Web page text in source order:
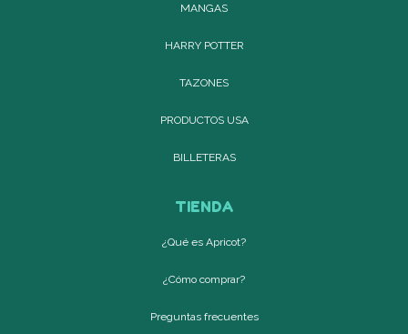
MANGAS
HARRY POTTER
TAZONES
PRODUCTOS USA
BILLETERAS
TIENDA
¿Qué es Apricot?
¿Cómo comprar?
Preguntas frecuentes